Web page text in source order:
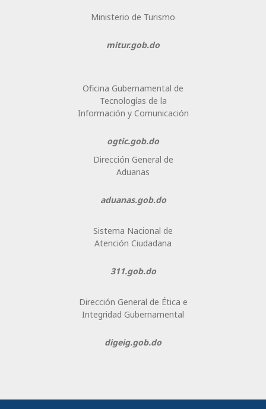
Ministerio de Turismo
mitur.gob.do
Oficina Gubernamental de
Tecnologías de la
Información y Comunicación
ogtic.gob.do
Dirección General de
Aduanas
aduanas.gob.do
Sistema Nacional de
Atención Ciudadana
311.gob.do
Dirección General de Ética e
Integridad Gubernamental
digeig.gob.do